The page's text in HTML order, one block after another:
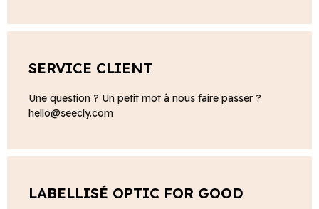
SERVICE CLIENT
Une question ? Un petit mot à nous faire passer ?
hello@seecly.com
LABELLISÉ OPTIC FOR GOOD